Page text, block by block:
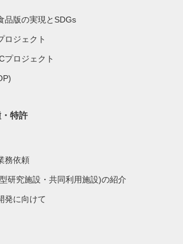
品版の実現とSDGs
ロジェクト
プロジェクト
特許
務依頼
研究施設・共同利用施設)の紹介
発に向けて